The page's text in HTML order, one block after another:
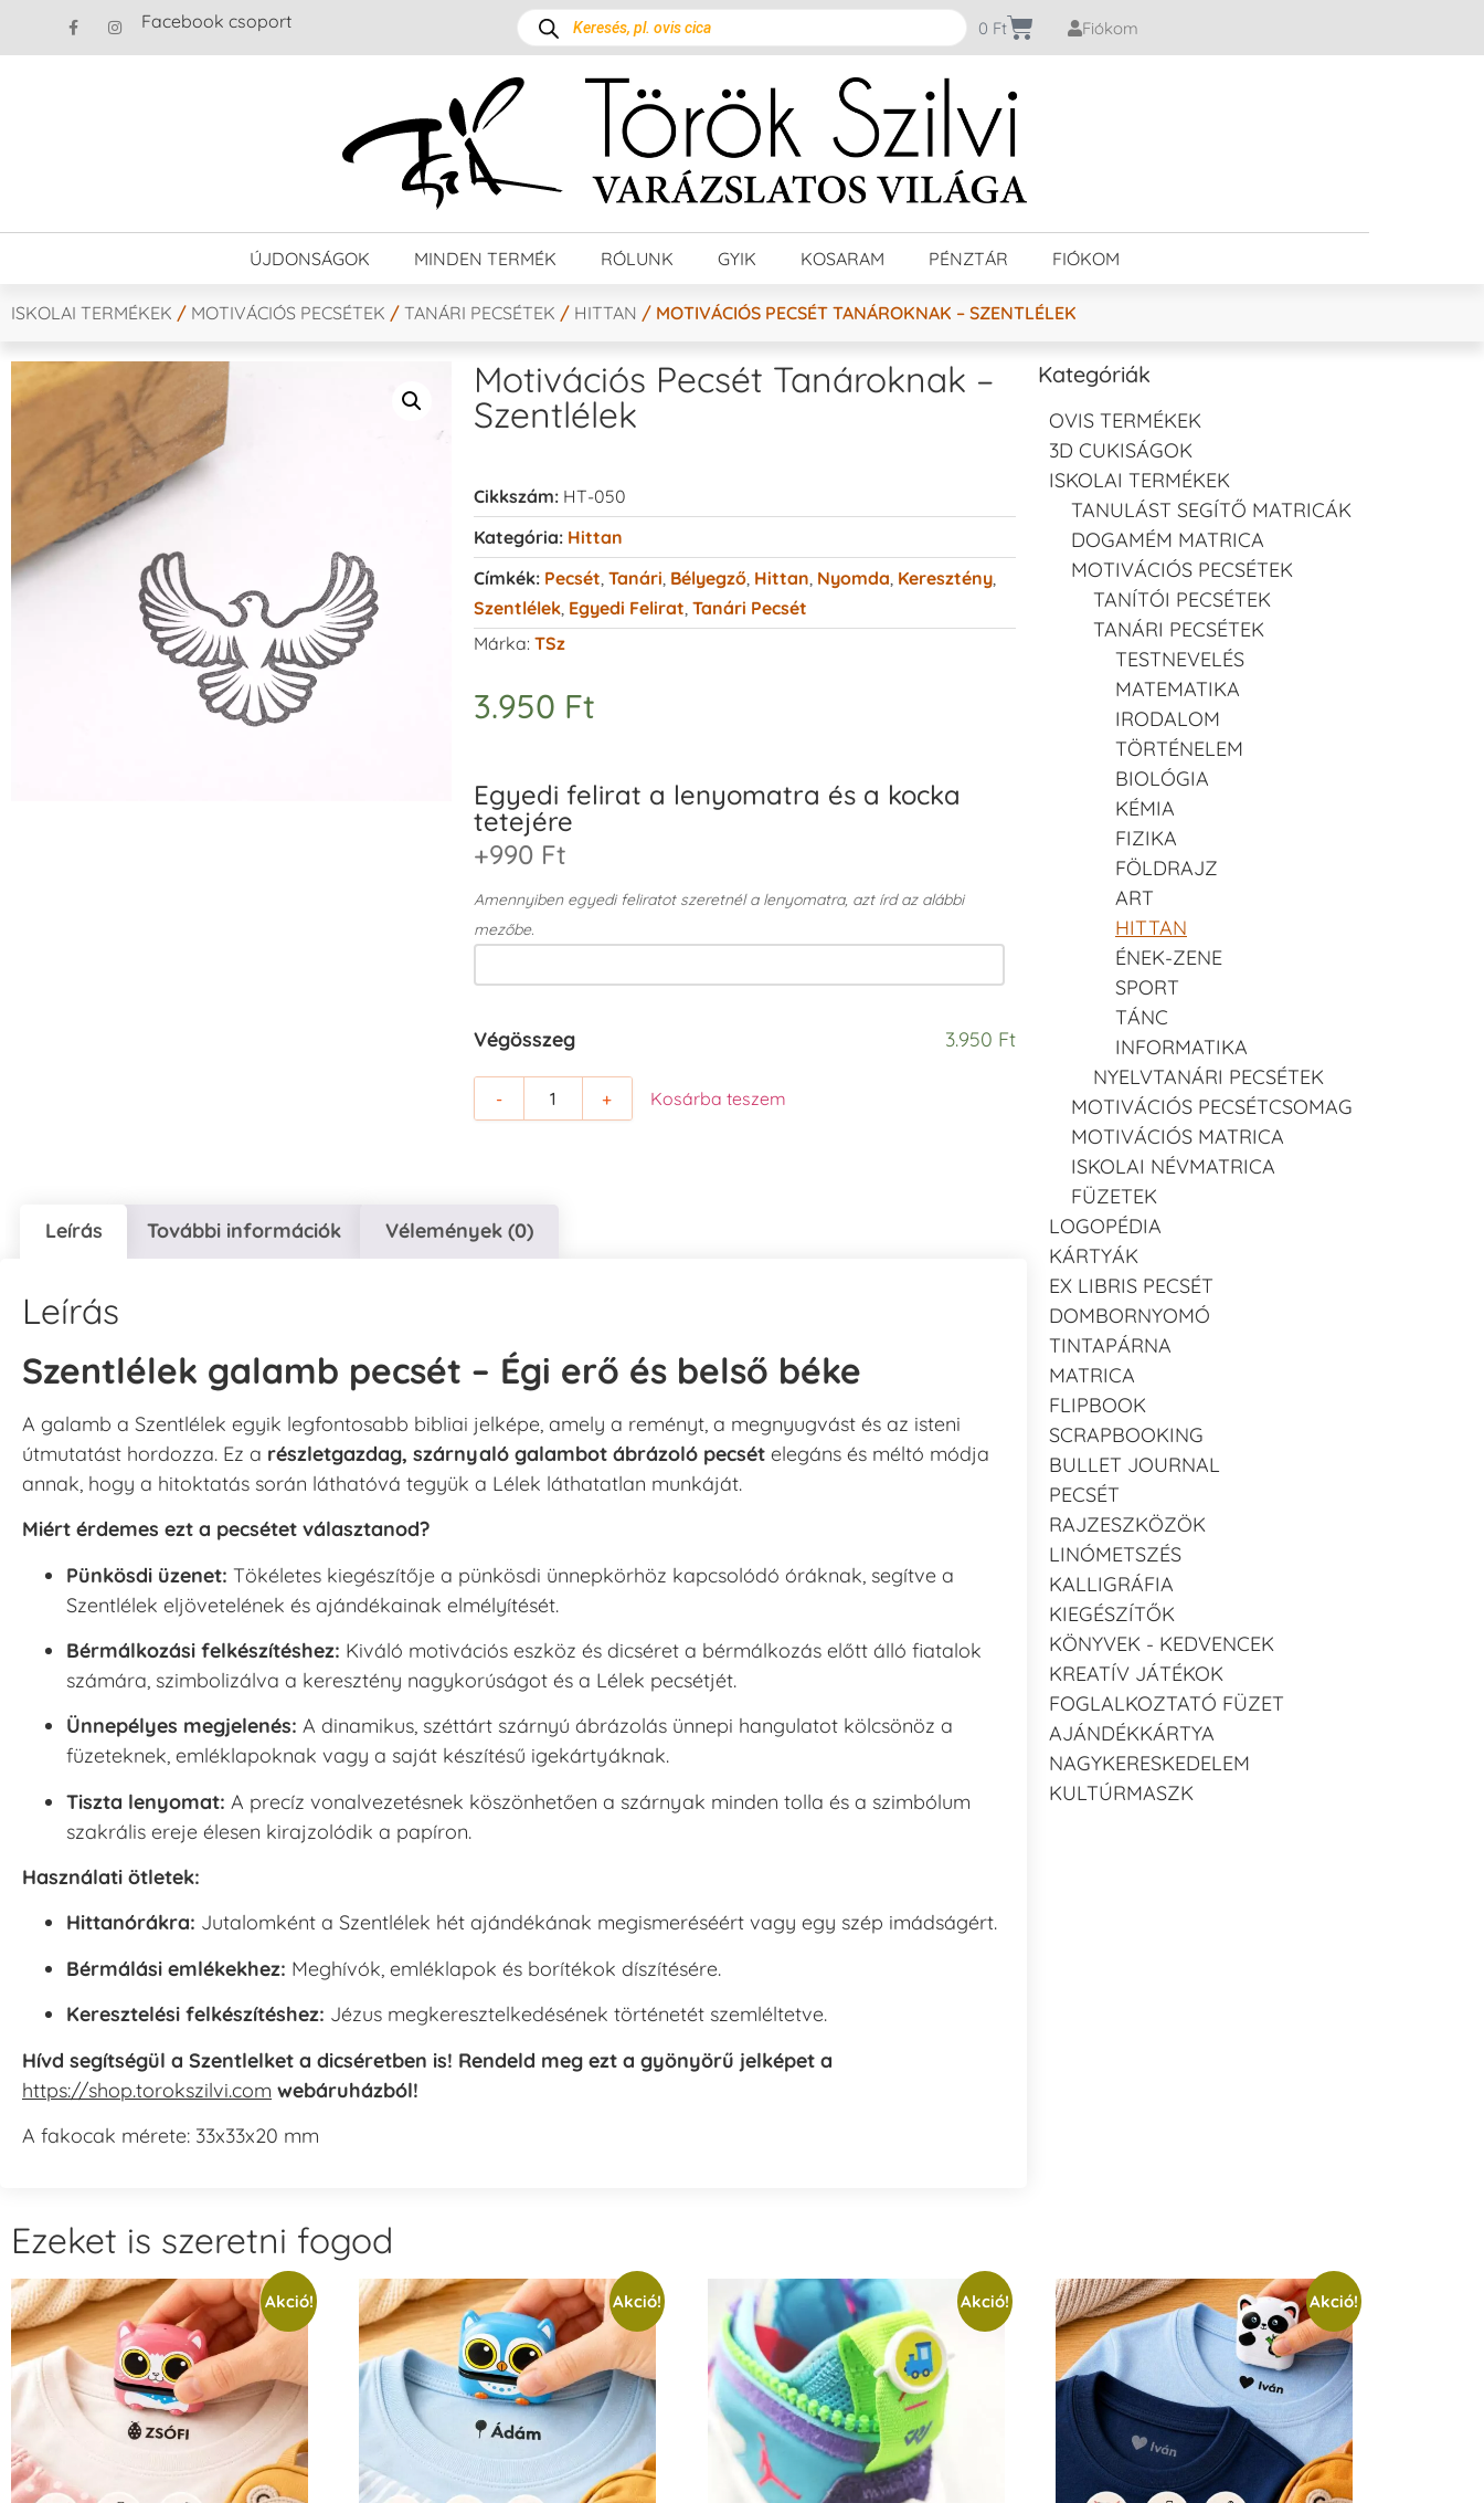
Facebook csoport 0 Ft Fiókom
ÚJDONSÁGOK MINDEN TERMÉK RÓLUNK GYIK KOSARAM PÉNZTÁR FIÓKOM
ISKOLAI TERMÉKEK / MOTIVÁCIÓS PECSÉTEK / TANÁRI PECSÉTEK / HITTAN / MOTIVÁCIÓS PECSÉT TANÁROKNAK – SZENTLÉLEK
Motivációs Pecsét Tanároknak –
Szentlélek
Cikkszám: HT-050
Kategória: Hittan
Címkék: Pecsét Tanári Bélyegző, Hittan Nyomda Keresztény,
Szentlélek, Egyedi Felirat Tanári Pecsét
Márka: TSz
3.950 Ft
Egyedi felirat a lenyomatra és a kocka
tetejére
+990 Ft
Amennyiben egyedi feliratot szeretnél a lenyomatra, azt írd az alábbi
mezőbe.
Végösszeg 3.950 Ft
- + Kosárba teszem
Leírás További információk Vélemények (0)
Leírás
Szentlélek galamb pecsét – Égi erő és belső béke
A galamb a Szentlélek egyik legfontosabb bibliai jelképe, amely a reményt, a megnyugvást és az isteni
útmutatást hordozza. Ez a részletgazdag, szárnyaló galambot ábrázoló pecsét elegáns és méltó módja
annak, hogy a hitoktatás során láthatóvá tegyük a Lélek láthatatlan munkáját.
Miért érdemes ezt a pecsétet választanod?
Pünkösdi üzenet: Tökéletes kiegészítője a pünkösdi ünnepkörhöz kapcsolódó óráknak, segítve a
Szentlélek eljövetelének és ajándékainak elmélyítését.
Bérmálkozási felkészítéshez: Kiváló motivációs eszköz és dicséret a bérmálkozás előtt álló fiatalok
számára, szimbolizálva a keresztény nagykorúságot és a Lélek pecsétjét.
Ünnepélyes megjelenés: A dinamikus, széttárt szárnyú ábrázolás ünnepi hangulatot kölcsönöz a
füzeteknek, emléklapoknak vagy a saját készítésű igekártyáknak.
Tiszta lenyomat: A precíz vonalvezetésnek köszönhetően a szárnyak minden tolla és a szimbólum
szakrális ereje élesen kirajzolódik a papíron.
Használati ötletek:
Hittanórákra: Jutalomként a Szentlélek hét ajándékának megismeréséért vagy egy szép imádságért.
Bérmálási emlékekhez: Meghívók, emléklapok és borítékok díszítésére.
Keresztelési felkészítéshez: Jézus megkeresztelkedésének történetét szemléltetve.
Hívd segítségül a Szentlelket a dicséretben is! Rendeld meg ezt a gyönyörű jelképet a
https://shop.torokszilvi.com webáruházból!
A fakocak mérete: 33x33x20 mm
Kategóriák
OVIS TERMÉKEK
3D CUKISÁGOK
ISKOLAI TERMÉKEK
TANULÁST SEGÍTŐ MATRICÁK
DOGAMÉM MATRICA
MOTIVÁCIÓS PECSÉTEK
TANÍTÓI PECSÉTEK
TANÁRI PECSÉTEK
TESTNEVELÉS
MATEMATIKA
IRODALOM
TÖRTÉNELEM
BIOLÓGIA
KÉMIA
FIZIKA
FÖLDRAJZ
ART
HITTAN
ÉNEK-ZENE
SPORT
TÁNC
INFORMATIKA
NYELVTANÁRI PECSÉTEK
MOTIVÁCIÓS PECSÉTCSOMAG
MOTIVÁCIÓS MATRICA
ISKOLAI NÉVMATRICA
FÜZETEK
LOGOPÉDIA
KÁRTYÁK
EX LIBRIS PECSÉT
DOMBORNYOMÓ
TINTAPÁRNA
MATRICA
FLIPBOOK
SCRAPBOOKING
BULLET JOURNAL
PECSÉT
RAJZESZKÖZÖK
LINÓMETSZÉS
KALLIGRÁFIA
KIEGÉSZÍTŐK
KÖNYVEK - KEDVENCEK
KREATÍV JÁTÉKOK
FOGLALKOZTATÓ FÜZET
AJÁNDÉKKÁRTYA
NAGYKERESKEDELEM
KULTÚRMASZK
Ezeket is szeretni fogod
Akció! Akció! Akció! Akció!